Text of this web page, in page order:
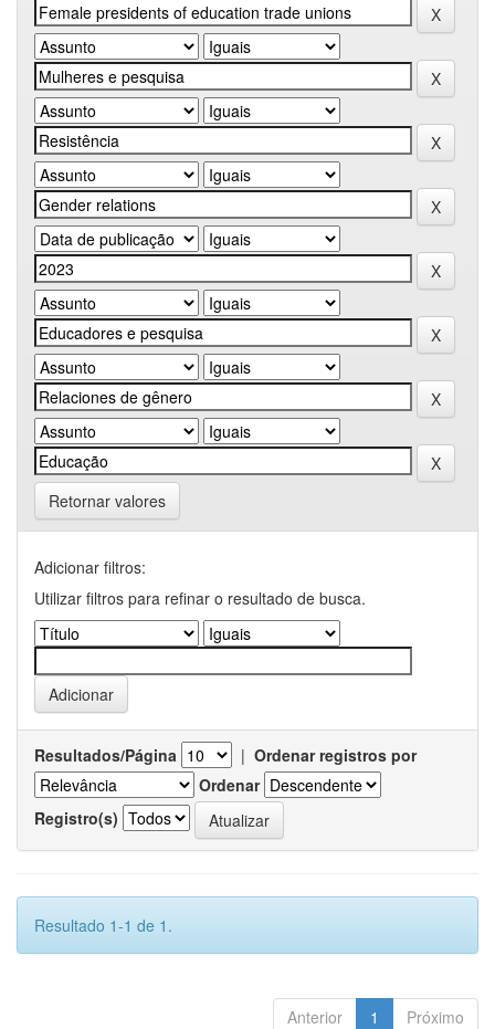
Retornar valores
Adicionar filtros:
Utilizar filtros para refinar o resultado de busca.
Resultados/Página | Ordenar registros por
Ordenar
Registro(s)
Resultado 1-1 de 1.
Anterior 1 Próximo